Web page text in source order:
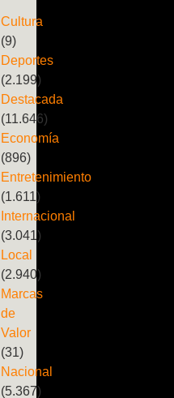
Cultura
(9)
Deportes
(2.199)
Destacada
(11.646)
Economía
(896)
Entretenimiento
(1.611)
Internacional
(3.041)
Local
(2.940)
Marcas
de
Valor
(31)
Nacional
(5.367)